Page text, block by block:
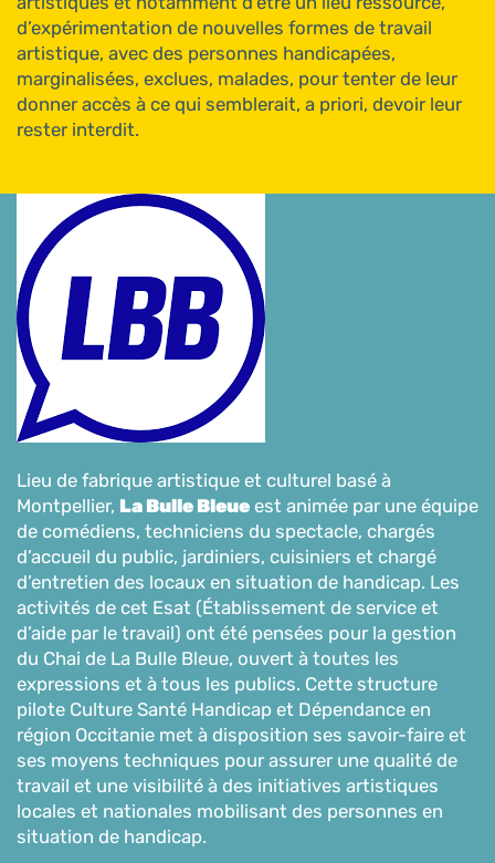
d’expérimentation de nouvelles formes de travail
artistique, avec des personnes handicapées,
marginalisées, exclues, malades, pour tenter de leur
donner accès à ce qui semblerait, a priori, devoir leur
rester interdit.
Lieu de fabrique artistique et culturel basé à
Montpellier, La Bulle Bleue est animée par une équipe
de comédiens, techniciens du spectacle, chargés
d’accueil du public, jardiniers, cuisiniers et chargé
d’entretien des locaux en situation de handicap. Les
activités de cet Esat (Établissement de service et
d’aide par le travail) ont été pensées pour la gestion
du Chai de La Bulle Bleue, ouvert à toutes les
expressions et à tous les publics. Cette structure
pilote Culture Santé Handicap et Dépendance en
région Occitanie met à disposition ses savoir-faire et
ses moyens techniques pour assurer une qualité de
travail et une visibilité à des initiatives artistiques
locales et nationales mobilisant des personnes en
situation de handicap.